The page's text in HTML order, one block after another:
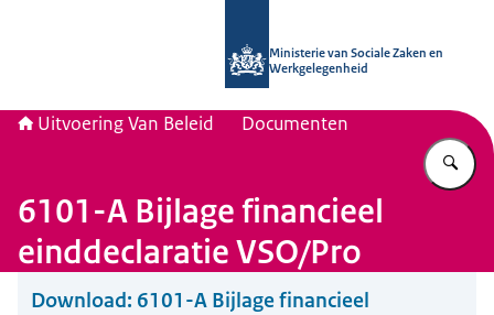
Ministerie van Sociale Zaken en
Werkgelegenheid
Uitvoering Van Beleid Documenten
6101-A Bijlage financieel
einddeclaratie VSO/Pro
Download: 6101-A Bijlage financieel